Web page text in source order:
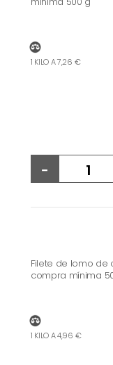
1 KILO A 7,26 €
-
Filete de lomo de
compra mínima
1 KILO A 4,96 €